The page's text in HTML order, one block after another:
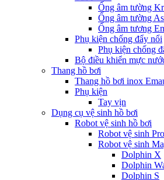
Ống âm tường
Ống âm tường
Ống âm tương
Phụ kiện chống đẩy nổi
Phụ kiện chống
Bộ điều khiển mực
Thang hồ bơi
Thang hồ bơi inox
Phụ kiện
Tay vịn
Dụng cụ vệ sinh hồ bơi
Robot vệ sinh hồ bơi
Robot vệ sinh
Robot vệ sinh
Dolphin X
Dolphin
Dolphin S